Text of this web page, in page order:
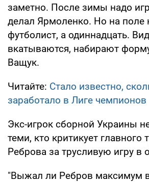
заметно. После зимы надо
делал Ярмоленко. Но на поле
футболист, а одиннадцать.
вкатываются, набирают
Ващук.
Читайте: Стало известно,
заработало в Лиге чемпионов
Экс-игрок сборной Украины
теми, кто критикует главного
Реброва за трусливую игру в
"Выжал ли Ребров максимум